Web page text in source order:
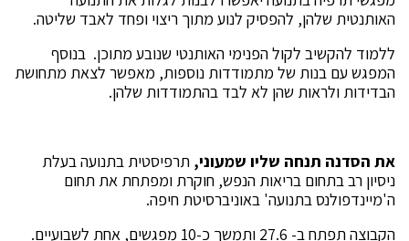
האותנטית שלהן, להפסיק לנוע מתוך ריצוי ופחד לאבד שליטה.
ללמוד להקשיב לקול הפנימי האותנטי שנובע מתוכן. בנוסף
המפגש עם בנות של מתמודדות נוספות, מאפשר לצאת מתחושת
הבדידות ולראות שהן לא לבד בהתמודדות שלהן.
את הסדנה תנחה שליו שמעוני,תרפיסטית בתנועה בעלת
ניסיון רב בתחום בריאות הנפש, חוקרת ומפתחת את תחום
ה'מיינדפולנס בתנועה' באוניברסיטת חיפה.
הקבוצה תפתח ב- 27.6 ותמשך כ-10 מפגשים, אחת לשבועיים.